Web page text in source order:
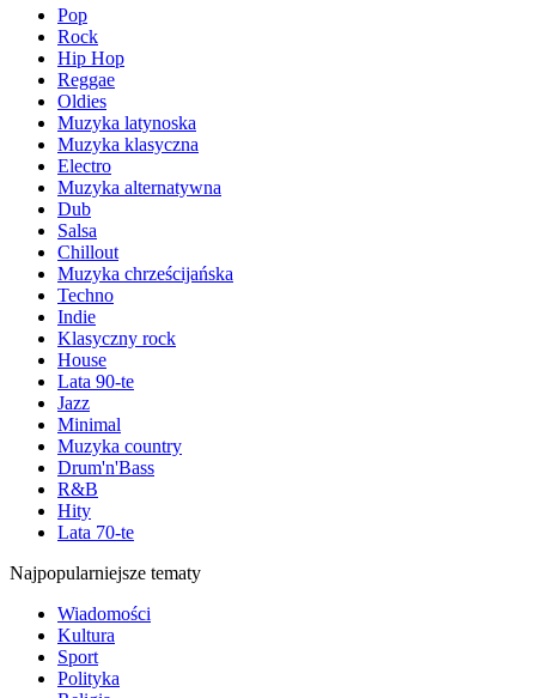
Pop
Rock
Hip Hop
Reggae
Oldies
Muzyka latynoska
Muzyka klasyczna
Electro
Muzyka alternatywna
Dub
Salsa
Chillout
Muzyka chrześcijańska
Techno
Indie
Klasyczny rock
House
Lata 90-te
Jazz
Minimal
Muzyka country
Drum'n'Bass
R&B
Hity
Lata 70-te
Najpopularniejsze tematy
Wiadomości
Kultura
Sport
Polityka